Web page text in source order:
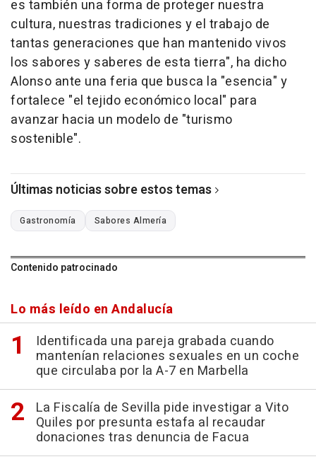
es también una forma de proteger nuestra
cultura, nuestras tradiciones y el trabajo de
tantas generaciones que han mantenido vivos
los sabores y saberes de esta tierra", ha dicho
Alonso ante una feria que busca la "esencia" y
fortalece "el tejido económico local" para
avanzar hacia un modelo de "turismo
sostenible".
Últimas noticias sobre estos temas
Gastronomía Sabores Almería
Contenido patrocinado
Lo más leído en Andalucía
Identificada una pareja grabada cuando
mantenían relaciones sexuales en un coche
que circulaba por la A-7 en Marbella
La Fiscalía de Sevilla pide investigar a Vito
Quiles por presunta estafa al recaudar
donaciones tras denuncia de Facua